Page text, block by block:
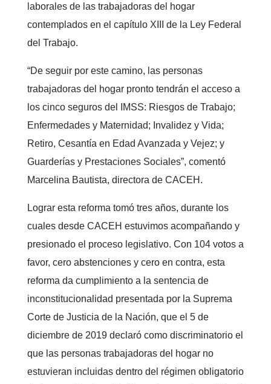
laborales de las trabajadoras del hogar
contemplados en el capítulo XIII de la Ley Federal
del Trabajo.
“De seguir por este camino, las personas
trabajadoras del hogar pronto tendrán el acceso a
los cinco seguros del IMSS: Riesgos de Trabajo;
Enfermedades y Maternidad; Invalidez y Vida;
Retiro, Cesantía en Edad Avanzada y Vejez; y
Guarderías y Prestaciones Sociales”, comentó
Marcelina Bautista, directora de CACEH.
Lograr esta reforma tomó tres años, durante los
cuales desde CACEH estuvimos acompañando y
presionado el proceso legislativo. Con 104 votos a
favor, cero abstenciones y cero en contra, esta
reforma da cumplimiento a la sentencia de
inconstitucionalidad presentada por la Suprema
Corte de Justicia de la Nación, que el 5 de
diciembre de 2019 declaró como discriminatorio el
que las personas trabajadoras del hogar no
estuvieran incluidas dentro del régimen obligatorio